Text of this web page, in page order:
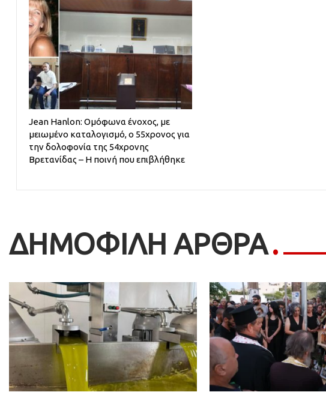
Jean Hanlon: Ομόφωνα ένοχος, με
μειωμένο καταλογισμό, ο 55χρονος για
την δολοφονία της 54χρονης
Βρετανίδας – Η ποινή που επιβλήθηκε
ΔΗΜΟΦΙΛΗ ΑΡΘΡΑ